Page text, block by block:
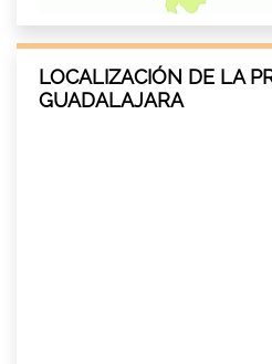
LOCALIZACIÓN DE LA
GUADALAJARA